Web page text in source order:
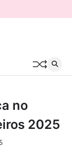
no
2025